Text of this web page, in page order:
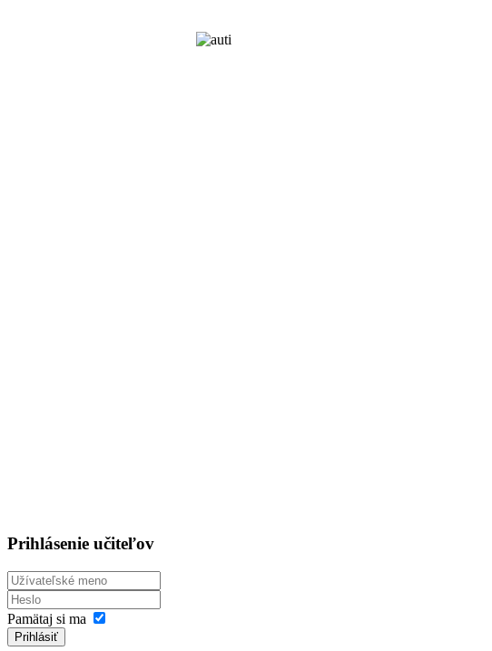
Prihlásenie učiteľov
Pamätaj si ma
Prihlásiť